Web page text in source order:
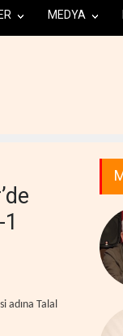
MEDYA
adına Talal